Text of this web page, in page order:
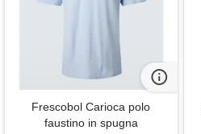
Frescobol Carioca polo
faustino in spugna